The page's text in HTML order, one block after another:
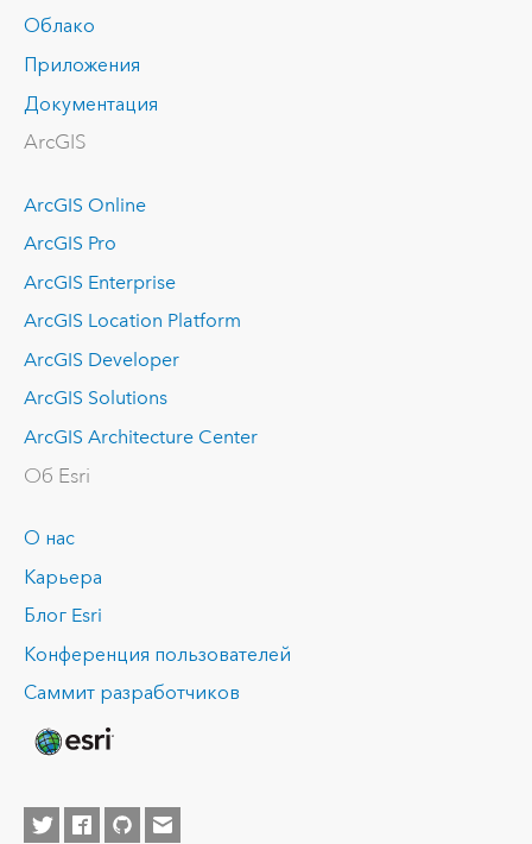
Облако
Приложения
Документация
ArcGIS
ArcGIS Online
ArcGIS Pro
ArcGIS Enterprise
ArcGIS Location Platform
ArcGIS Developer
ArcGIS Solutions
ArcGIS Architecture Center
Об Esri
О нас
Карьера
Блог Esri
Конференция пользователей
Саммит разработчиков